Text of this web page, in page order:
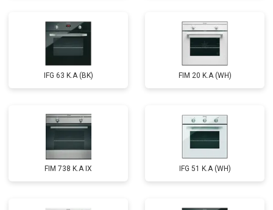
IFG 63 K.A (BK) FIM 20 K.A (WH)
FIM 738 K.A IX IFG 51 K.A (WH)